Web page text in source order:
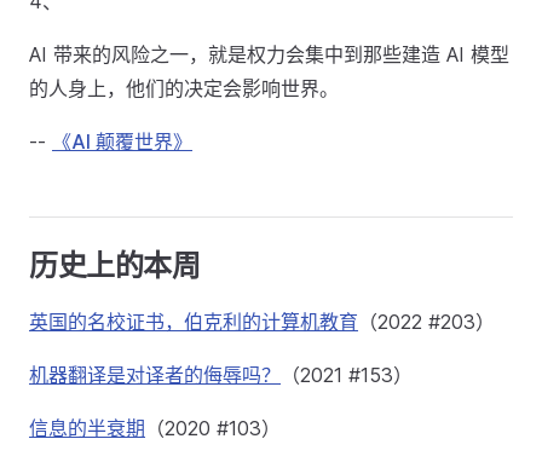
AI 带来的风险之一，就是权力会集中到那些建造 AI 模型
的人身上，他们的决定会影响世界。
-- 《AI 颠覆世界》
历史上的本周
英国的名校证书，伯克利的计算机教育 （2022 #203）
机器翻译是对译者的侮辱吗？ （2021 #153）
信息的半衰期 （2020 #103）